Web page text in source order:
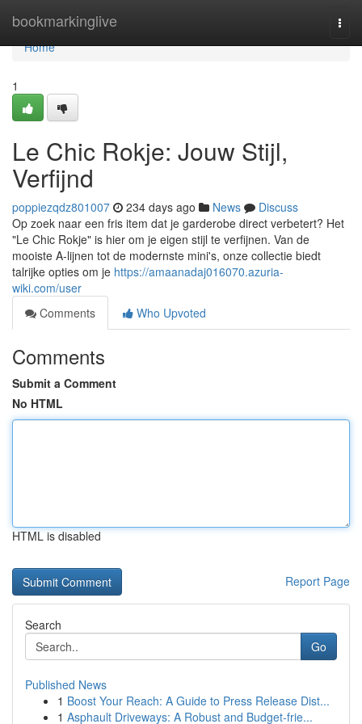
bookmarkinglive
Home
Home
1
Le Chic Rokje: Jouw Stijl,
Verfijnd
poppiezqdz801007 234 days ago News
Discuss
Op zoek naar een fris item dat je garderobe direct verbetert? Het
"Le Chic Rokje" is hier om je eigen stijl te verfijnen. Van de
mooiste A-lijnen tot de modernste mini's, onze collectie biedt
talrijke opties om je https://amaanadaj016070.azuria-
wiki.com/user
Comments
Who Upvoted
Comments
Submit a Comment
No HTML
HTML is disabled
Report Page
Search
Go
Published News
1 Boost Your Reach: A Guide to Press Release Dist...
1 Asphault Driveways: A Robust and Budget-frie...